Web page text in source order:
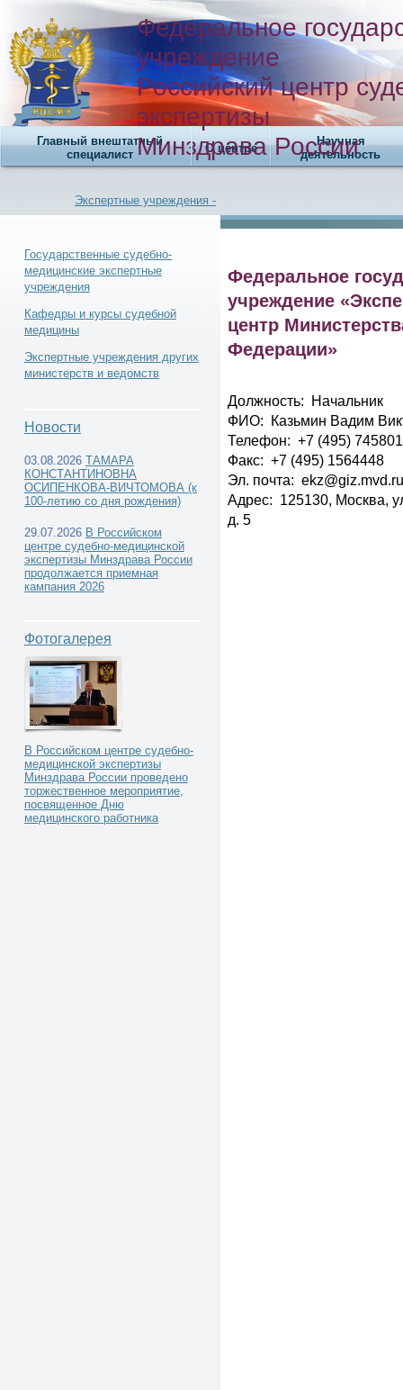
Федеральное
учреждение
Российский центр
экспертизы
Минздрава России
Главный внештатный
специалист
О центре
Научная
деятельность
Экспертные учреждения -
Экспертные учреждения других
министерств и ведомств -
Министерства внутренних дел Российской
Государственные судебно-
медицинские экспертные
учреждения
Кафедры и курсы судебной
медицины
Экспертные учреждения других
министерств и ведомств
Новости
03.08.2026 ТАМАРА
КОНСТАНТИНОВНА
ОСИПЕНКОВА-ВИЧТОМОВА (к
100-летию со дня рождения)
29.07.2026 В Российском
центре судебно-медицинской
экспертизы Минздрава России
продолжается приемная
кампания 2026
Фотогалерея
В Российском центре судебно-
медицинской экспертизы
Минздрава России проведено
торжественное мероприятие,
посвященное Дню
медицинского работника
Федеральное
учреждение
центр
Федерации»
Должность: Начальник
ФИО: Казьмин Вадим
Телефон: +7 (495)
Факс: +7 (495) 1564448
Эл. почта: ekz@giz.mvd.ru
Адрес: 125130, Москва,
д. 5